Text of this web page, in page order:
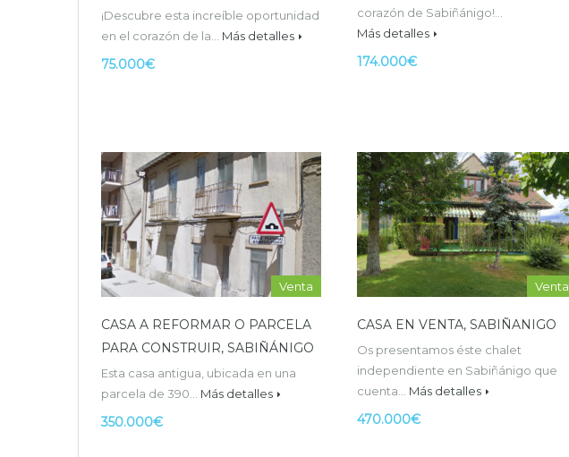
¡Descubre esta increíble oportunidad
en el corazón de la… Más detalles
75.000€
corazón de Sabiñánigo!…
Más detalles
174.000€
Venta
CASA A REFORMAR O PARCELA
PARA CONSTRUIR, SABIÑÁNIGO
Esta casa antigua, ubicada en una
parcela de 390… Más detalles
350.000€
Venta
CASA EN VENTA, SABIÑANIGO
Os presentamos éste chalet
independiente en Sabiñánigo que
cuenta… Más detalles
470.000€